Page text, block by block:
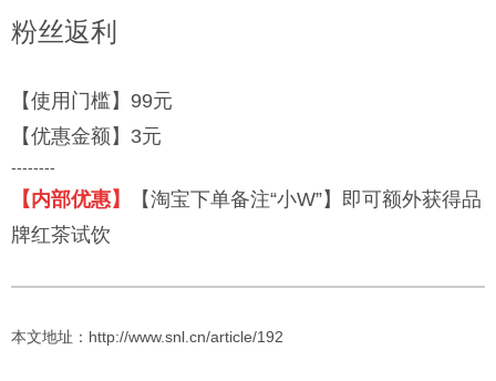
粉丝返利
【使用门槛】99元
【优惠金额】3元
--------
【内部优惠】
【淘宝下单备注“小W”】即可额外获得品
牌红茶试饮
本文地址：http://www.snl.cn/article/192